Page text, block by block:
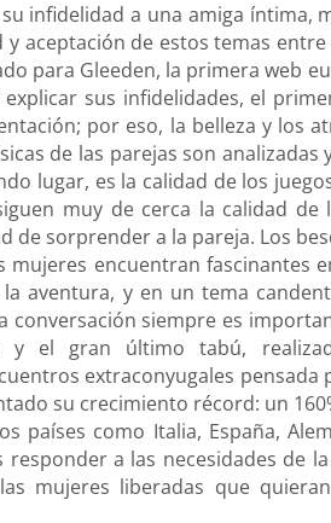
infidelidad a una amiga íntima,
aceptación de estos temas
para Gleeden, la primera web
sus infidelidades, el
por eso, la belleza y los
de las parejas son
lugar, es la calidad de los
muy de cerca la calidad
sorprender a la pareja. Los
encuentran fascinantes
aventura, y en un tema
siempre es
el gran último tabú,
extraconyugales
su crecimiento récord: un
países como Italia, España,
a las necesidades de
mujeres liberadas que